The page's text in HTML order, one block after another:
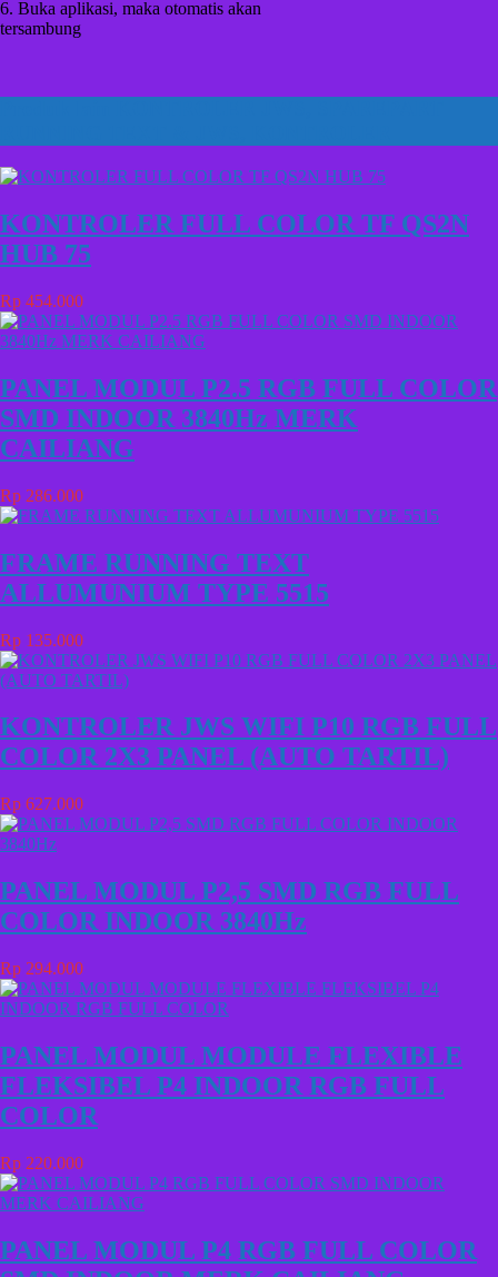
6. Buka aplikasi, maka otomatis akan
tersambung
KONTROLER FULL COLOR TF QS2N
HUB 75
Rp 454.000
PANEL MODUL P2.5 RGB FULL COLOR
SMD INDOOR 3840Hz MERK
CAILIANG
Rp 286.000
FRAME RUNNING TEXT
ALLUMUNIUM TYPE 5515
Rp 135.000
KONTROLER JWS WIFI P10 RGB FULL
COLOR 2X3 PANEL (AUTO TARTIL)
Rp 627.000
PANEL MODUL P2,5 SMD RGB FULL
COLOR INDOOR 3840Hz
Rp 294.000
PANEL MODUL MODULE FLEXIBLE
FLEKSIBEL P4 INDOOR RGB FULL
COLOR
Rp 220.000
PANEL MODUL P4 RGB FULL COLOR